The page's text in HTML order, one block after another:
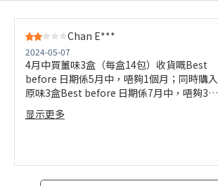
Chan E***
2024-05-07
4月中買薑味3盒（每盒14包）收貨嘅Best
before 日期係5月中，唔夠1個月；同時購入
原味3盒Best before 日期係7月中，唔夠3個
月。平但貨期短
显示更多